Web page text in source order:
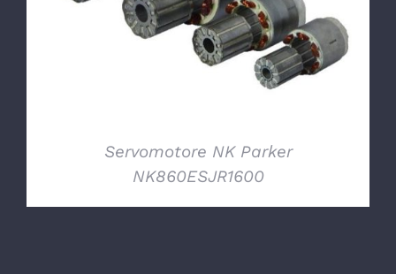
Servomotore NK Parker
NK860ESJR1600